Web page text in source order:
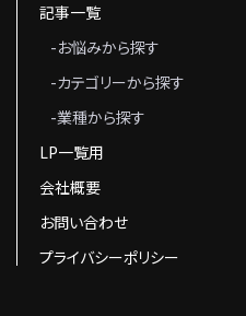
記事一覧
-お悩みから探す
-カテゴリーから探す
-業種から探す
LP一覧用
会社概要
お問い合わせ
プライバシーポリシー